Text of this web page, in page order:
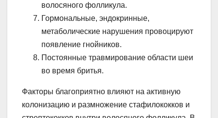
волосяного фолликула.
Гормональные, эндокринные,
метаболические нарушения провоцируют
появление гнойников.
Постоянные травмирование области шеи
во время бритья.
Факторы благоприятно влияют на активную
колонизацию и размножение стафилококков и